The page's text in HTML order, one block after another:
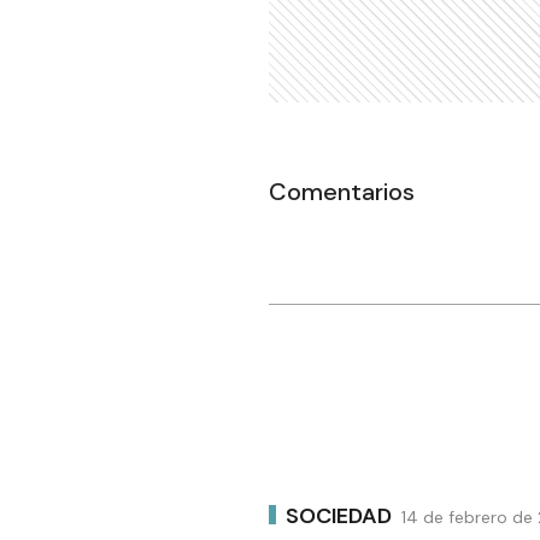
Comentarios
SOCIEDAD 14 de febrero